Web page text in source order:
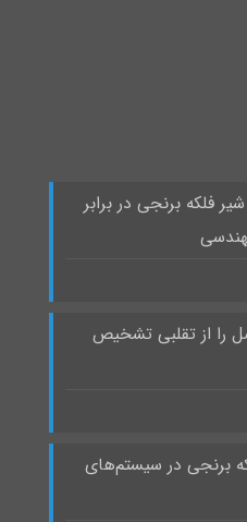
فلکه برنجی در برابر
را از تقلبی تشخیص
برنجی در سیستم‌های